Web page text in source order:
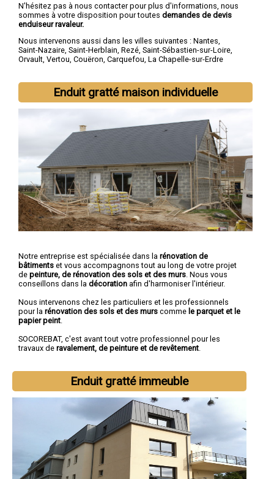
N'hésitez pas à nous contacter pour plus d'informations, nous
sommes à votre disposition pour toutes demandes de devis
enduiseur ravaleur.
Nous intervenons aussi dans les villes suivantes : Nantes,
Saint-Nazaire, Saint-Herblain, Rezé, Saint-Sébastien-sur-Loire,
Orvault, Vertou, Couëron, Carquefou, La Chapelle-sur-Erdre
Enduit gratté maison individuelle
Notre entreprise est spécialisée dans la rénovation de
bâtiments et vous accompagnons tout au long de votre projet
de peinture, de rénovation des sols et des murs. Nous vous
conseillons dans la décoration afin d'harmoniser l'intérieur.
Nous intervenons chez les particuliers et les professionnels
pour la rénovation des sols et des murs comme le parquet et le
papier peint.
SOCOREBAT, c'est avant tout votre professionnel pour les
travaux de ravalement, de peinture et de revêtement.
Enduit gratté immeuble